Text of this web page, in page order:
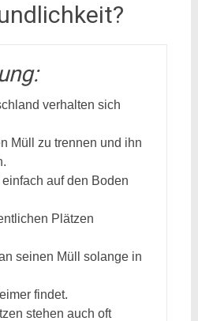
verhalten sich
Müll zu trennen und ihn
auf den Boden
Plätzen
seinen Müll solange in
findet.
stehen auch oft